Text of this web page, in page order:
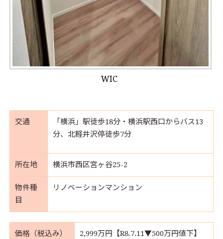
WIC
交通
「横浜」駅徒歩18分・横浜駅西口からバス13
分、北軽井沢停徒歩7分
所在地 横浜市西区宮ヶ谷25-2
物件種
目
リノベーションマンション
価格（税込み） 2,999万円【R8.7.11▼500万円値下】